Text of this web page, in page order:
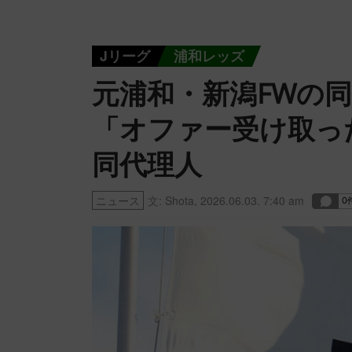
Jリーグ 浦和レッズ
元浦和・新潟FWの
「オファー受け取
同代理人
ニュース 文: Shota 2026.06.03. 7:40 am